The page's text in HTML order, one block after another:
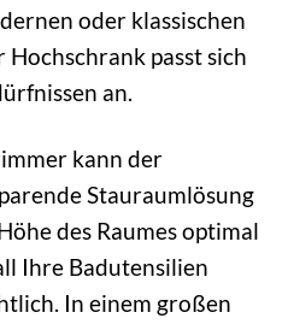
oder klassischen
passt sich
an.
kann der
Stauraumlösung
des Raumes optimal
Ihre Badutensilien
In einem großen